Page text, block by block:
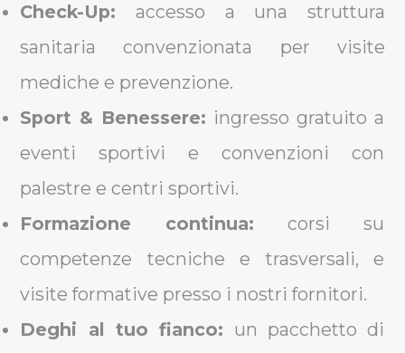
Check-Up: accesso a una struttura
sanitaria convenzionata per visite
mediche e prevenzione.
Sport & Benessere: ingresso gratuito a
eventi sportivi e convenzioni con
palestre e centri sportivi.
Formazione continua: corsi su
competenze tecniche e trasversali, e
visite formative presso i nostri fornitori.
Deghi al tuo fianco: un pacchetto di